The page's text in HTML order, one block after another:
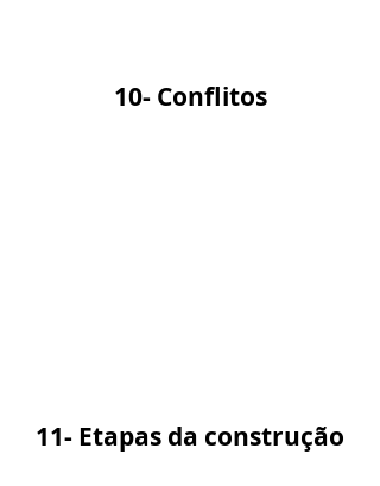
10- Conflitos
11- Etapas da construção